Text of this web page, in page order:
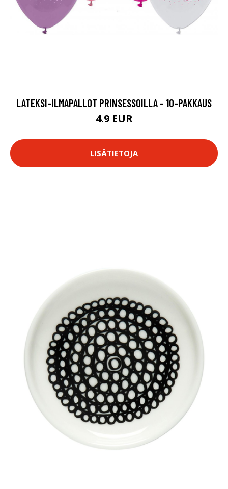
LATEKSI-ILMAPALLOT PRINSESSOILLA - 10-PAKKAUS
4.9 EUR
LISÄTIETOJA